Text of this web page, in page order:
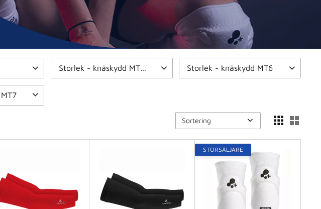
Storlek - knäskydd MT10 Storlek - knäskydd MT6
Välj sortering
STORSÄLJARE